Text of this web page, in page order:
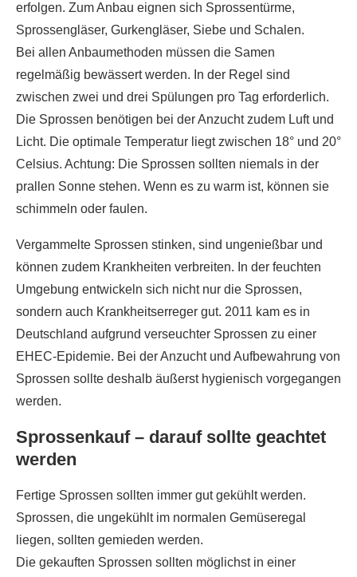
erfolgen. Zum Anbau eignen sich Sprossentürme,
Sprossengläser, Gurkengläser, Siebe und Schalen.
Bei allen Anbaumethoden müssen die Samen
regelmäßig bewässert werden. In der Regel sind
zwischen zwei und drei Spülungen pro Tag erforderlich.
Die Sprossen benötigen bei der Anzucht zudem Luft und
Licht. Die optimale Temperatur liegt zwischen 18° und 20°
Celsius. Achtung: Die Sprossen sollten niemals in der
prallen Sonne stehen. Wenn es zu warm ist, können sie
schimmeln oder faulen.
Vergammelte Sprossen stinken, sind ungenießbar und
können zudem Krankheiten verbreiten. In der feuchten
Umgebung entwickeln sich nicht nur die Sprossen,
sondern auch Krankheitserreger gut. 2011 kam es in
Deutschland aufgrund verseuchter Sprossen zu einer
EHEC-Epidemie. Bei der Anzucht und Aufbewahrung von
Sprossen sollte deshalb äußerst hygienisch vorgegangen
werden.
Sprossenkauf – darauf sollte geachtet
werden
Fertige Sprossen sollten immer gut gekühlt werden.
Sprossen, die ungekühlt im normalen Gemüseregal
liegen, sollten gemieden werden.
Die gekauften Sprossen sollten möglichst in einer